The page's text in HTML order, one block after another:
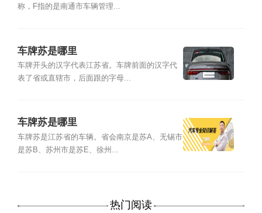
称，F指的是南通市车辆管理...
车牌苏是哪里
车牌开头的汉字代表江苏省。车牌前面的汉字代
表了省或直辖市，后面跟的字母...
车牌苏是哪里
车牌苏是江苏省的车辆。省会南京是苏A、无锡市
是苏B、苏州市是苏E、徐州...
热门阅读